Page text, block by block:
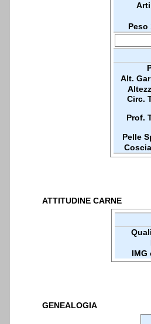
Peso
Alt.
Circ.
Prof.
Pelle
ATTITUDINE CARNE
IMG
GENEALOGIA